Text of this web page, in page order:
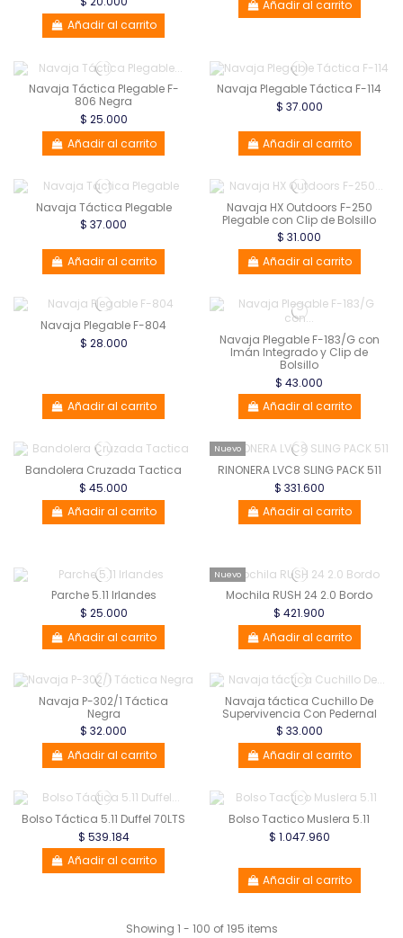
Añadir al carrito
Añadir al carrito
Navaja Táctica Plegable F-
806 Negra
$ 25.000
Añadir al carrito
Navaja Plegable Táctica F-114
$ 37.000
Añadir al carrito
Navaja Táctica Plegable
$ 37.000
Añadir al carrito
Navaja HX Outdoors F-250
Plegable con Clip de Bolsillo
$ 31.000
Añadir al carrito
Navaja Plegable F-804
$ 28.000
Añadir al carrito
Navaja Plegable F-183/G con
Imán Integrado y Clip de
Bolsillo
$ 43.000
Añadir al carrito
Bandolera Cruzada Tactica
$ 45.000
Añadir al carrito
Nuevo
RINONERA LVC8 SLING PACK 511
$ 331.600
Añadir al carrito
Parche 5.11 Irlandes
$ 25.000
Añadir al carrito
Nuevo
Mochila RUSH 24 2.0 Bordo
$ 421.900
Añadir al carrito
Navaja P-302/1 Táctica
Negra
$ 32.000
Añadir al carrito
Navaja táctica Cuchillo De
Supervivencia Con Pedernal
$ 33.000
Añadir al carrito
Bolso Táctica 5.11 Duffel 70LTS
$ 539.184
Añadir al carrito
Bolso Tactico Muslera 5.11
$ 1.047.960
Añadir al carrito
Showing 1 - 100 of 195 items